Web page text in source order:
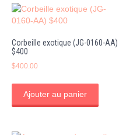
Corbeille exotique (JG-0160-AA)
$400
$400.00
Ajouter au panier